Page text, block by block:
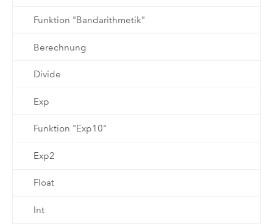
Funktion "Bandarithmetik"
Berechnung
Divide
Exp
Funktion "Exp10"
Exp2
Float
Int